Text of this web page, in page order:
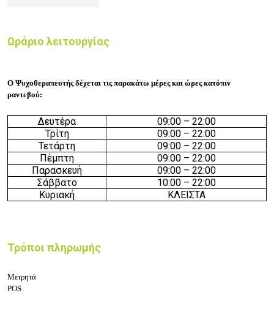
Ωράριο λειτουργίας
O Ψυχοθεραπευτής δέχεται τις παρακάτω μέρες και ώρες κατόπιν
ραντεβού:
Δευτέρα 09:00 – 22:00
Τρίτη
09:00 – 22:00
Τετάρτη
09:00 – 22:00
Πέμπτη
09:00 – 22:00
Παρασκευή
09:00 – 22:00
Σάββατο
10:00 – 22:00
Κυριακή
ΚΛΕΙΣΤΑ
Τρόποι πληρωμής
Μετρητά
POS